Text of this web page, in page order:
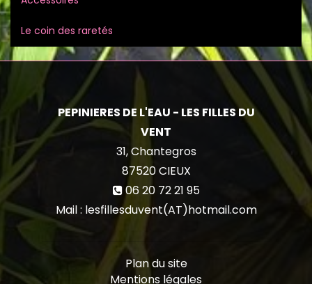
Le coin des raretés
PEPINIERES DE L'EAU - LES FILLES DU
VENT
31, Chantegros
87520CIEUX
06 20 72 21 95
Mail : lesfillesduvent(AT)hotmail.com
Plan du site
Mentions légales